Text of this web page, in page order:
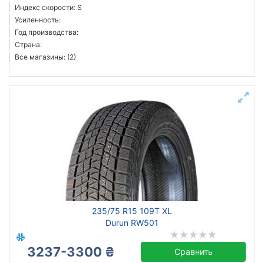
Индекс скорости: S
Усиленность:
Год производства:
Страна:
Все магазины: (2)
235/75 R15 109T XL
Durun RW501
3237-3300 ₴ Сравнить